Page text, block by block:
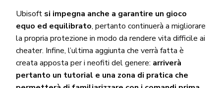
Ubisoft si impegna anche a garantire un gioco
equo ed equilibrato, pertanto continuerà a migliorare
la propria protezione in modo da rendere vita difficile ai
cheater. Infine, l’ultima aggiunta che verrà fatta è
creata apposta per i neofiti del genere: arriverà
pertanto un tutorial e una zona di pratica che